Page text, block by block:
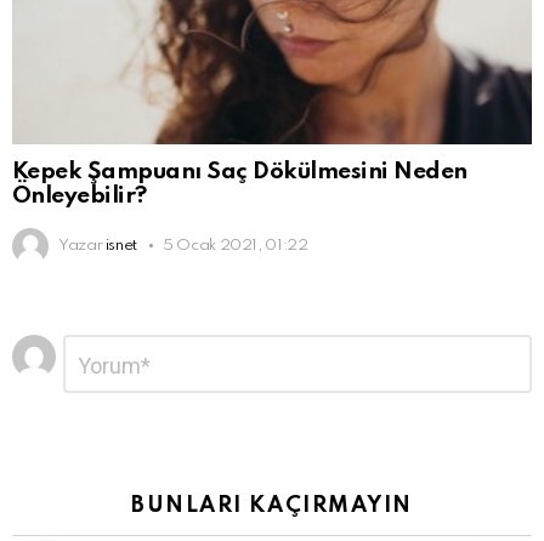
Kepek Şampuanı Saç Dökülmesini Neden
Önleyebilir?
Yazar isnet 5 Ocak 2021, 01:22
Bir
yanıt
yazın
BUNLARI KAÇIRMAYIN